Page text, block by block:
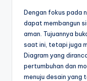
Dengan fokus pada
dapat membangun
aman. Tujuannya
saat ini, tetapi juga
Diagram yang
pertumbuhan dan
menuju desain yang